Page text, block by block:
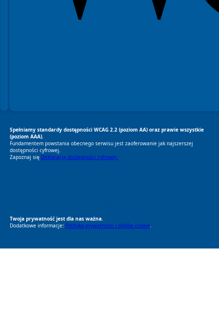
Spełniamy standardy dostępności WCAG 2.2 (poziom AA) oraz prawie wszystkie
(poziom AAA).
Fundamentem powstania obecnego serwisu jest zaoferowanie jak najszerszej
dostępności cyfrowej.
Zapoznaj się Deklaracją dostępności cyfrowej.
Twoja prywatność jest dla nas ważna.
Dodatkowe informacje: Polityka prywatności i plików cookie